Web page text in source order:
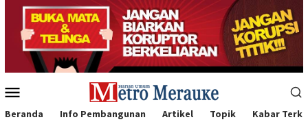
Loncat
konten
Mobile
Beranda Info Pembangunan Artikel Topik Kabar